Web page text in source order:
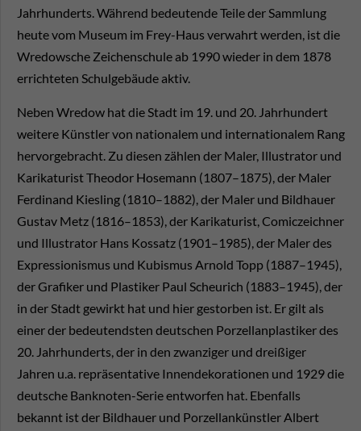
Jahrhunderts. Während bedeutende Teile der Sammlung
heute vom Museum im Frey-Haus verwahrt werden, ist die
Wredowsche Zeichenschule ab 1990 wieder in dem 1878
errichteten Schulgebäude aktiv.
Neben Wredow hat die Stadt im 19. und 20. Jahrhundert
weitere Künstler von nationalem und internationalem Rang
hervorgebracht. Zu diesen zählen der Maler, Illustrator und
Karikaturist Theodor Hosemann (1807–1875), der Maler
Ferdinand Kiesling (1810–1882), der Maler und Bildhauer
Gustav Metz (1816–1853), der Karikaturist, Comiczeichner
und Illustrator Hans Kossatz (1901–1985), der Maler des
Expressionismus und Kubismus Arnold Topp (1887–1945),
der Grafiker und Plastiker Paul Scheurich (1883–1945), der
in der Stadt gewirkt hat und hier gestorben ist. Er gilt als
einer der bedeutendsten deutschen Porzellanplastiker des
20. Jahrhunderts, der in den zwanziger und dreißiger
Jahren u.a. repräsentative Innendekorationen und 1929 die
deutsche Banknoten-Serie entworfen hat. Ebenfalls
bekannt ist der Bildhauer und Porzellankünstler Albert